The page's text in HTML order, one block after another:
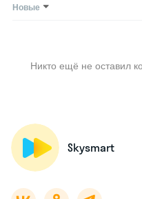
Новые
Никто ещё не оставил
Skysmart